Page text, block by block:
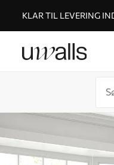
KLAR TIL LEVERING